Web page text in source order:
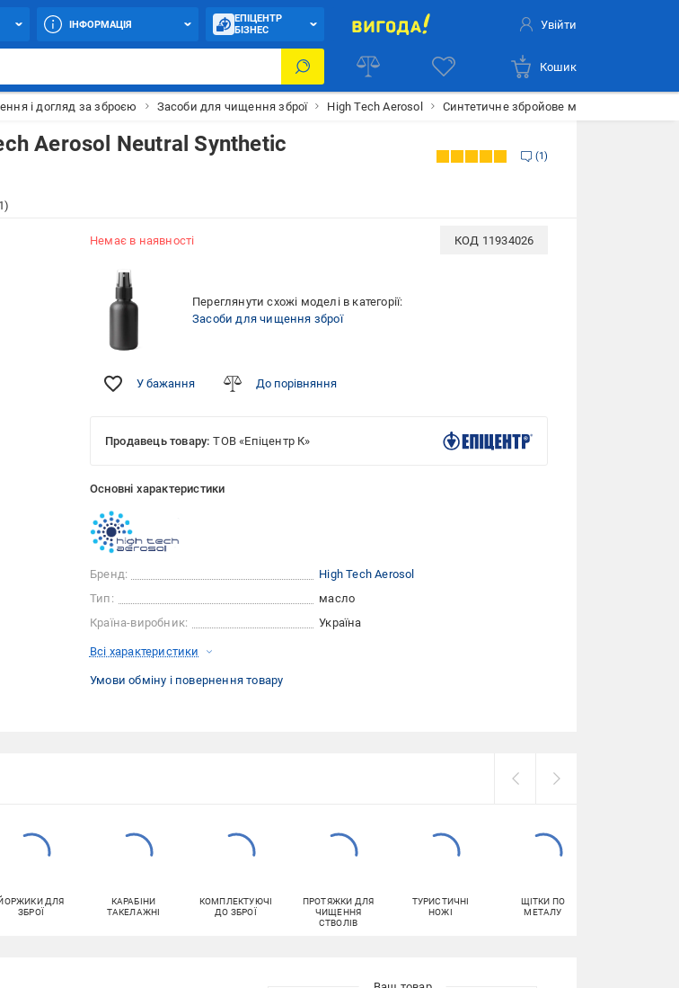
ІНФОРМАЦІЯ
ЕПІЦЕНТР
БІЗНЕС
Увійти
Кошик
і догляд за зброєю Засоби для чищення зброї High Tech Aerosol Синтетичне збройове мастило High Tech
Aerosol Neutral Synthetic
1
Немає в наявності КОД 11934026
Переглянути схожі моделі в категорії:
Засоби для чищення зброї
У бажання До порівняння
Продавець товару: ТОВ «Епіцентр К»
Основні характеристики
Бренд:
High Tech Aerosol
Тип:
масло
Країна-виробник:
Україна
Всі характеристики
Умови обміну і повернення товару
ДЛЯ
ЗБРОЇ
КАРАБІНИ
ТАКЕЛАЖНІ
КОМПЛЕКТУЮЧІ
ДО ЗБРОЇ
ПРОТЯЖКИ ДЛЯ
ЧИЩЕННЯ
СТВОЛІВ
ТУРИСТИЧНІ
НОЖІ
ЩІТКИ ПО
МЕТАЛУ